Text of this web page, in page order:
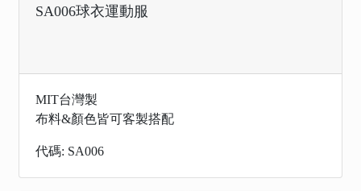
SA006球衣運動服
MIT台灣製
布料&顏色皆可客製搭配
代碼: SA006